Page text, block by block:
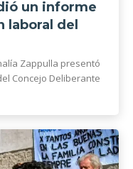
un informe
laboral del
Zappulla presentó
Concejo Deliberante